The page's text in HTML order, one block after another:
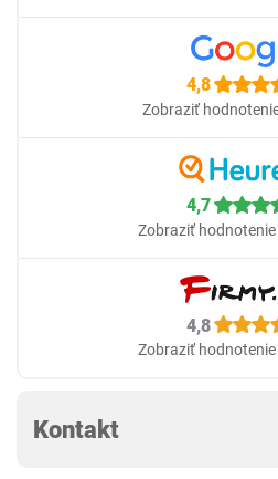
4,8
Zobraziť
4,7
Zobraziť hodnotenie
4,8
Zobraziť hodnotenie
Kontakt